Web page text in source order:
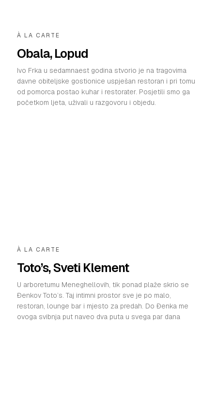
À LA CARTE
Obala, Lopud
Ivo Frka u sedamnaest godina stvorio je na tragovima
davne obiteljske gostionice uspješan restoran i pri tomu
od pomorca postao kuhar i restorater. Posjetili smo ga
početkom ljeta, uživali u razgovoru i objedu.
À LA CARTE
Toto’s, Sveti Klement
U arboretumu Meneghellovih, tik ponad plaže skrio se
Đenkov Toto’s. Taj intimni prostor sve je po malo,
restoran, lounge bar i mjesto za predah. Do Đenka me
ovoga svibnja put naveo dva puta u svega par dana